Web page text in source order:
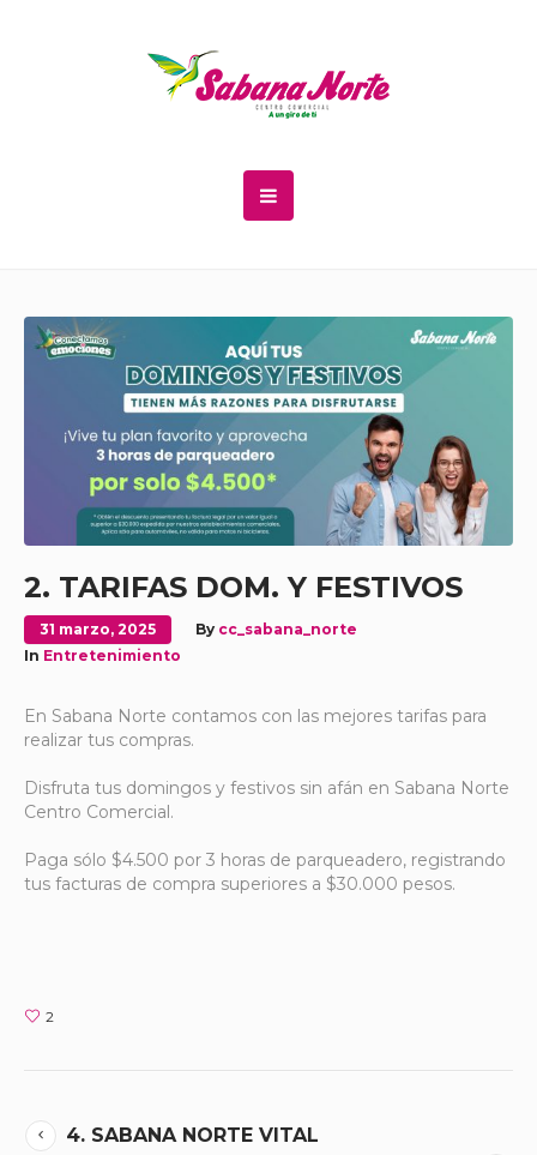
2. TARIFAS DOM. Y FESTIVOS
31 marzo, 2025 By cc_sabana_norte
In Entretenimiento
En Sabana Norte contamos con las mejores tarifas para
realizar tus compras.
Disfruta tus domingos y festivos sin afán en Sabana Norte
Centro Comercial.
Paga sólo $4.500 por 3 horas de parqueadero, registrando
tus facturas de compra superiores a $30.000 pesos.
2
4. SABANA NORTE VITAL